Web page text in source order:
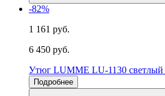
-82%
1 161 руб.
6 450 руб.
Утюг LUMME LU-1130 светлый
Подробнее